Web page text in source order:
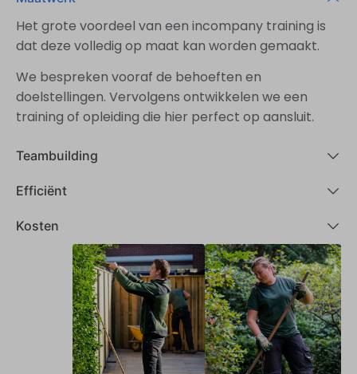
Het grote voordeel van een incompany training is
dat deze volledig op maat kan worden gemaakt.
We bespreken vooraf de behoeften en
doelstellingen. Vervolgens ontwikkelen we een
training of opleiding die hier perfect op aansluit.
Teambuilding
Efficiënt
Kosten